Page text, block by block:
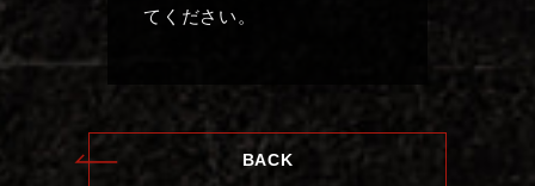
てください。
BACK